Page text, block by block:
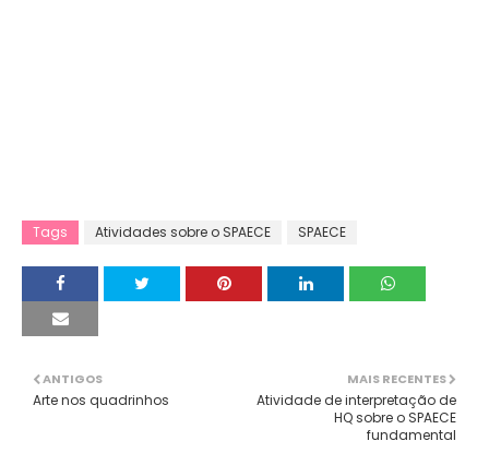
Tags Atividades sobre o SPAECE SPAECE
MAIS RECENTES
Atividade de interpretação de
HQ sobre o SPAECE
fundamental
ANTIGOS
Arte nos quadrinhos